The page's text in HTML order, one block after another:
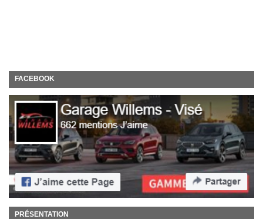
FACEBOOK
PRÉSENTATION